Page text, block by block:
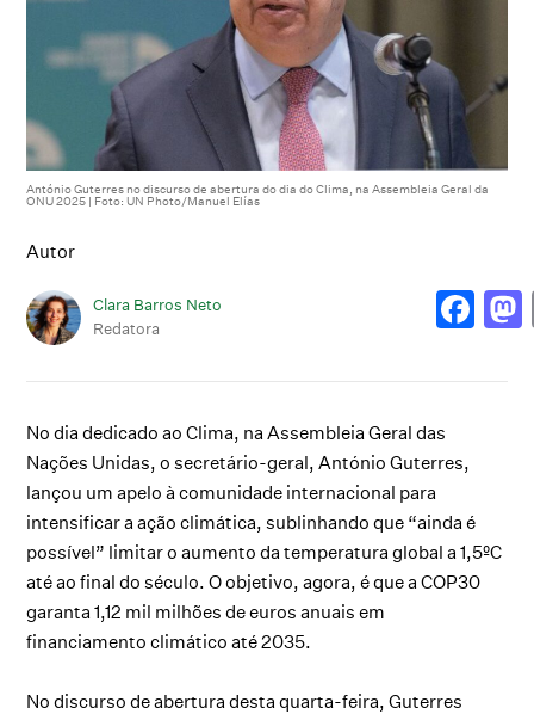
António Guterres no discurso de abertura do dia do Clima, na Assembleia Geral da
ONU 2025 | Foto: UN Photo/Manuel Elías
Autor
Clara Barros Neto
Redatora
No dia dedicado ao Clima, na Assembleia Geral das
Nações Unidas, o secretário-geral, António Guterres,
lançou um apelo à comunidade internacional para
intensificar a ação climática, sublinhando que “ainda é
possível” limitar o aumento da temperatura global a 1,5ºC
até ao final do século. O objetivo, agora, é que a COP30
garanta 1,12 mil milhões de euros anuais em
financiamento climático até 2035.
No discurso de abertura desta quarta-feira, Guterres